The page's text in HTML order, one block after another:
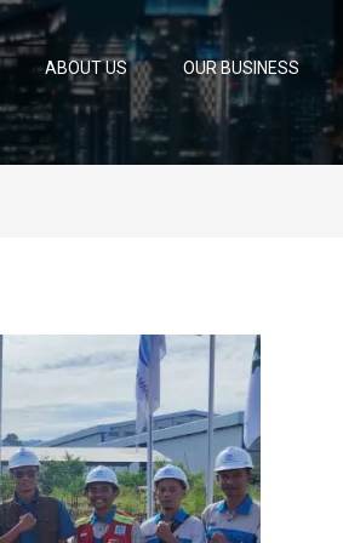
ABOUT US OUR BUSINESS